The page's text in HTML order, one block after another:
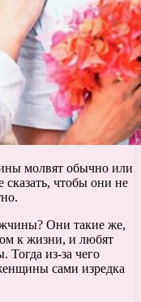
молвят обычно или
сказать, чтобы они не
Они такие же,
к жизни, и любят
из-за чего
сами изредка